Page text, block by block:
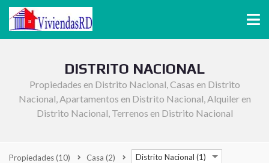
DISTRITO NACIONAL
Propiedades en Distrito Nacional, Casas en Distrito
Nacional, Apartamentos en Distrito Nacional, Alquiler en
Distrito Nacional, Terrenos en Distrito Nacional
Propiedades(10) Casa (2) Distrito Nacional (1)